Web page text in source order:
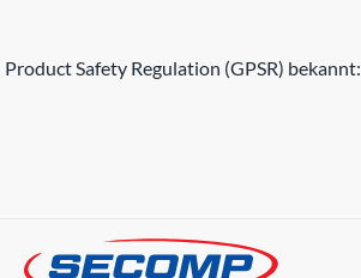
Safety Regulation (GPSR) bekannt: